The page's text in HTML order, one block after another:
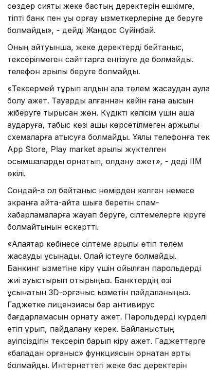
сөздер сияқты жеке бастың деректерін ешкімге,
тіпті банк пен құқық қорғау қызметкерлеріне де беруге
болмайды», - дейді Жандос Сүйінбай.
Оның айтуынша, жеке деректерді бейтаныс,
тексерілмеген сайттарға енгізуге де болмайды.
телефон арқылы беруге болмайды.
«Тексермей тұрып алдын ала төлем жасаудан аулақ
болу қажет. Тауарды алғаннан кейін ғана ақысын
жіберуге тырысқан жөн. Күдікті келісім үшін ақша
аударуға, табыс көзі ашық көрсетілмеген қаржылық
схемаларға қатысуға болмайды. Ұялы телефонға тек
App Store, Play market арқылы жүктелген
қосымшаларды орнатып, қолдану қажет», - деді ІІМ
өкілі.
Сондай-ақ ол бейтаныс нөмірден келген немесе
экранға қайта-қайта шыға беретін спам-
хабарламаларға жауап беруге, сілтемелерге кіруге
болмайтынын ескертті.
«Алаяқтар көбінесе сілтеме арқылы өтіп төлем
жасауды ұсынады. Олай істеуге болмайды.
Банкинг қызметіне кіру үшін қойылған парольдерді
жиі ауыстырып отырыңыз. Банктердің өзі
ұсынатын 3D-қорғаныс қызметін пайдаланыңыз.
Гаджетке лицензиясы бар антивирус
бағдарламасын орнату қажет. Парольдерді күрделі
етіп құрып, пайдалану керек. Байланыстың
қауіпсіздігін тексеріп барып кіру қажет. Гаджеттерге
«баладан қорғаныс» функциясын орнатқан артық
болмайды. Интернеттегі жеке бас деректерін